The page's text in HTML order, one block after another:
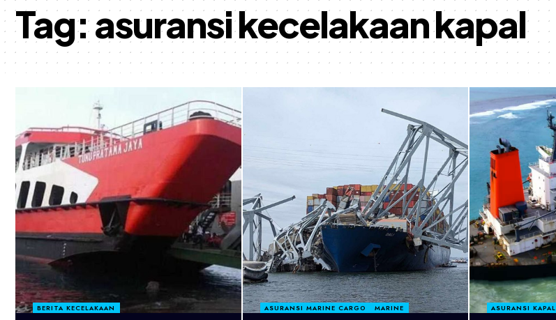
Tag:asuransi kecelakaan kapal
BERITA KECELAKAAN ASURANSI MARINE CARGO MARINE ASURANSI KAPAL